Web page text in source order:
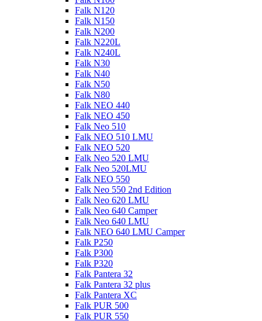
Falk N120
Falk N150
Falk N200
Falk N220L
Falk N240L
Falk N30
Falk N40
Falk N50
Falk N80
Falk NEO 440
Falk NEO 450
Falk Neo 510
Falk NEO 510 LMU
Falk NEO 520
Falk Neo 520 LMU
Falk Neo 520LMU
Falk NEO 550
Falk Neo 550 2nd Edition
Falk Neo 620 LMU
Falk Neo 640 Camper
Falk Neo 640 LMU
Falk NEO 640 LMU Camper
Falk P250
Falk P300
Falk P320
Falk Pantera 32
Falk Pantera 32 plus
Falk Pantera XC
Falk PUR 500
Falk PUR 550